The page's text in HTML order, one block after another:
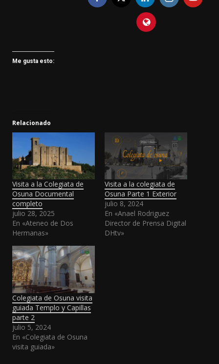
Me gusta esto:
Relacionado
Visita a la Colegiata de
Osuna Documental
completo
julio 28, 2025
En «Ateneo de Dos
Hermanas»
Visita a la colegiata de
Osuna Parte 1 Exterior
julio 8, 2024
En «Anael Rodriguez
Director de Prensa Digital
DHtv»
Colegiata de Osuna visita
guiada Templo y Capillas
parte 2
julio 5, 2024
En «Colegiata de Osuna
visita guiada»